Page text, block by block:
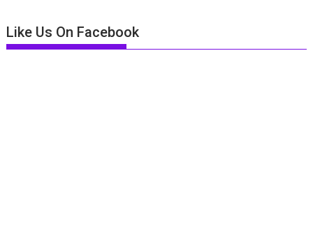
Like Us On Facebook